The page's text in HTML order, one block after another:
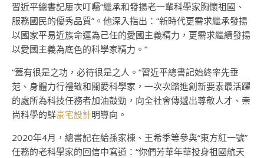
習近平總書記屢次叮囑“繼承和發揚老一輩科學家胸懷祖國、
服務國民的優秀品質”。他深入指出：“新時代更需求繼承發揚
以國家平易近族命運為己任的愛國主義精力，更需求繼續發揚
以愛國主義為底色的科學家精力。”
“蓋有很是之功，必待很是之人。”習近平總書記始終率先垂
范、身體力行禮敬和關愛科學家，一次次踏進創新要素最活躍
的處所為科技任務者加油鼓勁，向全社會傳遞出尊敬人才、崇
尚科學的鮮豪宅設計明導向。
2020年4月，總書記在給孫家棟、王希季等參與“東方紅一號”
任務的老科學家的回信中寫道：“你們芳華年華投身祖國航天